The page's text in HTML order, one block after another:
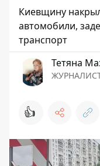
Киевщину
автомобили,
транспорт
Тетяна
👍